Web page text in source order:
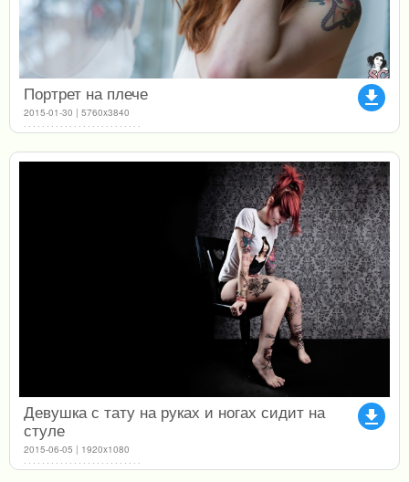
file_download
Портрет на плече
2015-01-30 | 5760x3840
file_download
Девушка с тату на руках и ногах сидит на
стуле
2015-06-05 | 1920x1080